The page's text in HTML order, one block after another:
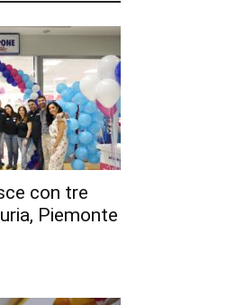
con tre
Piemonte